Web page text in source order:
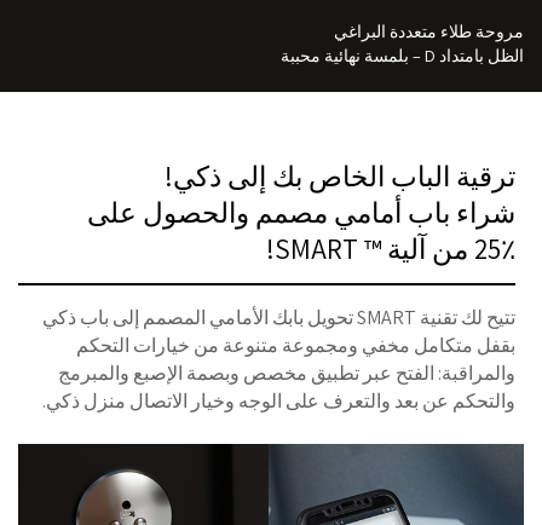
مروحة طلاء متعددة البراغي
الظل بامتداد D – بلمسة نهائية محببة
ترقية الباب الخاص بك إلى ذكي!
شراء باب أمامي مصمم والحصول على
25٪ من آلية ™ SMART!
تتيح لك تقنية SMART تحويل بابك الأمامي المصمم إلى باب ذكي
بقفل متكامل مخفي ومجموعة متنوعة من خيارات التحكم
والمراقبة: الفتح عبر تطبيق مخصص وبصمة الإصبع والمبرمج
والتحكم عن بعد والتعرف على الوجه وخيار الاتصال منزل ذكي.